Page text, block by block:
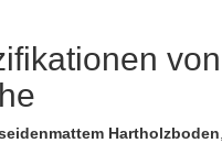
Hartholzboden